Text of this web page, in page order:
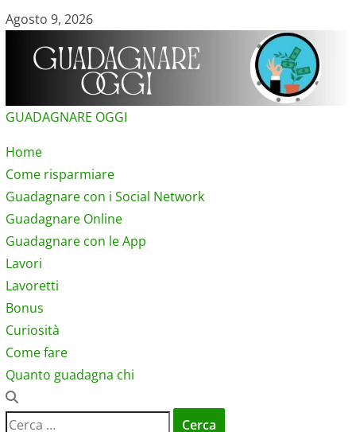
Vai
contenuto
Agosto 9, 2026
GUADAGNARE OGGI
Menu
principale
Home
Come risparmiare
Guadagnare con i Social Network
Guadagnare Online
Guadagnare con le App
Lavori
Lavoretti
Bonus
Curiosità
Come fare
Quanto guadagna chi
Ricerca